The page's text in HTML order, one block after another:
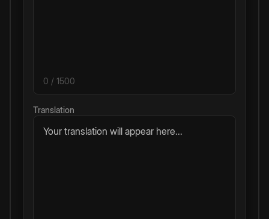
0 / 1500
Translation
Your translation will appear here...